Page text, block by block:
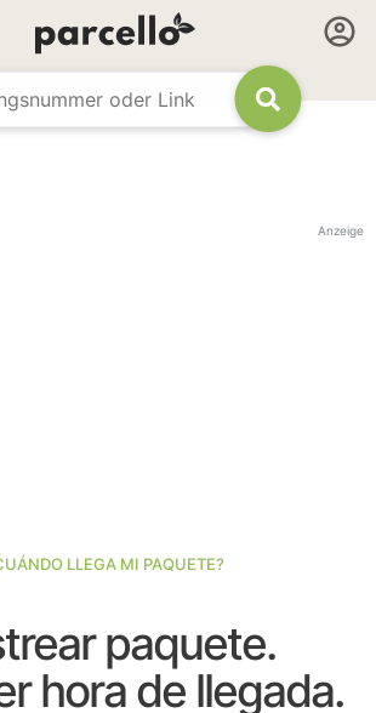
Anzeige
LLEGA MI PAQUETE?
paquete.
hora de llegada.